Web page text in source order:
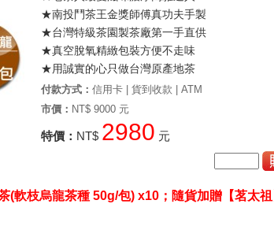
★南投鬥茶王金獎師傅真功夫手製
★台灣特級茶園製茶廠第一手直供
★真空脫氧精緻包裝方便不走味
★用誠實的心只做台灣原產地茶
付款方式： 信用卡 | 貨到收款 | ATM
市價： NT$ 9000 元
特價： NT$ 2980 元
(軟枝烏龍茶種 50g/包) x10；隨貨加贈【茗太